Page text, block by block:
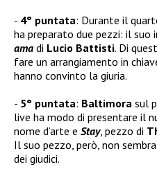
4° puntata: Durante il
ha preparato due pezzi: il suo
ama di Lucio Battisti. Di
fare un arrangiamento in
hanno convinto la giuria.
5° puntata: Baltimora sul
live ha modo di presentare il
nome d’arte e Stay, pezzo di
Il suo pezzo, però, non
dei giudici.